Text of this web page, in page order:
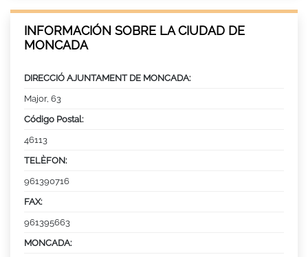
INFORMACIÓN SOBRE LA CIUDAD DE
MONCADA
DIRECCIÓ AJUNTAMENT DE MONCADA:
Major, 63
Código Postal:
46113
TELÈFON:
961390716
FAX:
961395663
MONCADA: